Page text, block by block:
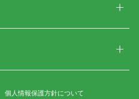
個人情報保護方針について